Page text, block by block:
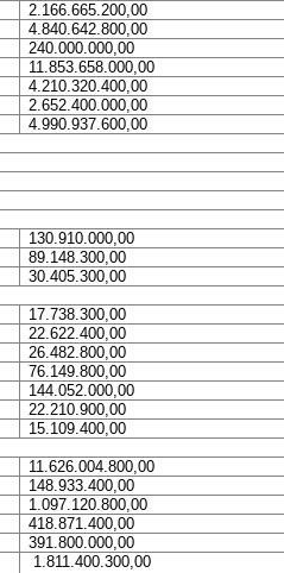
2.166.665.200,00
4.840.642.800,00
240.000.000,00
11.853.658.000,00
4.210.320.400,00
2.652.400.000,00
4.990.937.600,00
130.910.000,00
89.148.300,00
30.405.300,00
17.738.300,00
22.622.400,00
26.482.800,00
76.149.800,00
144.052.000,00
22.210.900,00
15.109.400,00
11.626.004.800,00
148.933.400,00
1.097.120.800,00
418.871.400,00
391.800.000,00
1.811.400.300,00